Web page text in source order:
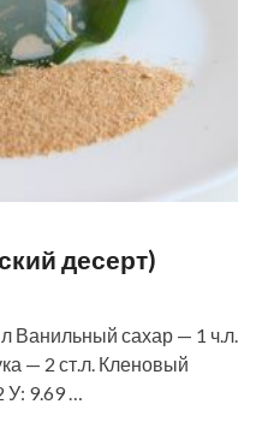
десерт)
Ванильный сахар — 1 ч.л.
— 2 ст.л. Кленовый
У: 9.69 …